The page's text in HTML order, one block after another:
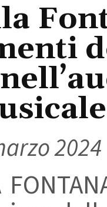
2024